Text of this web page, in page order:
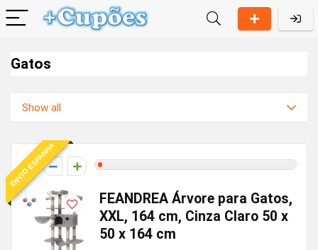
Gatos
Show all
ENVIO ESPANHA
1
FEANDREA Árvore para Gatos,
XXL, 164 cm, Cinza Claro 50 x
50 x 164 cm